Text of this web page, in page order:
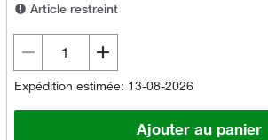
Article restreint
Expédition estimée: 13-08-2026
Ajouter au panier